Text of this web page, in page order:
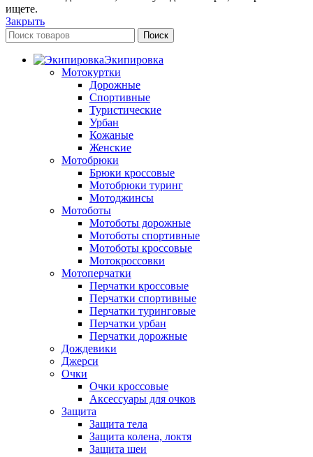
ищете.
Закрыть
Поиск
Экипировка
Мотокуртки
Дорожные
Спортивные
Туристические
Урбан
Кожаные
Женские
Мотобрюки
Брюки кроссовые
Мотобрюки туринг
Мотоджинсы
Мотоботы
Мотоботы дорожные
Мотоботы спортивные
Мотоботы кроссовые
Мотокроссовки
Мотоперчатки
Перчатки кроссовые
Перчатки спортивные
Перчатки туринговые
Перчатки урбан
Перчатки дорожные
Дождевики
Джерси
Очки
Очки кроссовые
Аксессуары для очков
Защита
Защита тела
Защита колена, локтя
Защита шеи